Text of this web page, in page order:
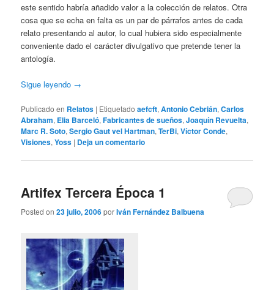
este sentido habría añadido valor a la colección de relatos. Otra
cosa que se echa en falta es un par de párrafos antes de cada
relato presentando al autor, lo cual hubiera sido especialmente
conveniente dado el carácter divulgativo que pretende tener la
antología.
Sigue leyendo →
Publicado en Relatos | Etiquetado aefcft,Antonio Cebrián,Carlos
Abraham, Elia Barceló,Fabricantes de sueños,Joaquín Revuelta,
Marc R. Soto,Sergio Gaut vel Hartman,TerBi,Víctor Conde,
Visiones,Yoss | Deja un comentario
Artifex Tercera Época 1
Posted on23 julio, 2006porIván Fernández Balbuena